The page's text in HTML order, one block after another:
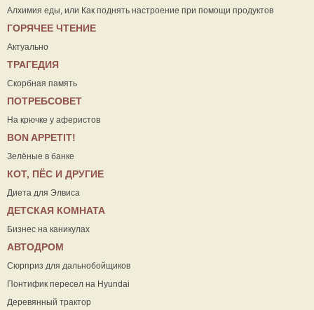
Алхимия еды, или Как поднять настроение при помощи продуктов
ГОРЯЧЕЕ ЧТЕНИЕ
Актуально
ТРАГЕДИЯ
Скорбная память
ПОТРЕБСОВЕТ
На крючке у аферистов
ВON APPETIT!
Зелёные в банке
КОТ, ПЁС И ДРУГИЕ
Диета для Элвиса
ДЕТСКАЯ КОМНАТА
Бизнес на каникулах
АВТОДРОМ
Сюрприз для дальнобойщиков
Понтифик пересел на Hyundai
Деревянный трактор